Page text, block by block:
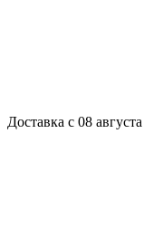
Доставка с 08 августа